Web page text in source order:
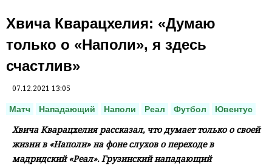
Хвича Кварацхелия: «Думаю
только о «Наполи», я здесь
счастлив»
07.12.2021 13:05
Матч Нападающий Наполи Реал Футбол Ювентус
Хвича Кварацхелия рассказал, что думает только о своей
жизни в «Наполи» на фоне слухов о переходе в
мадридский «Реал». Грузинский нападающий